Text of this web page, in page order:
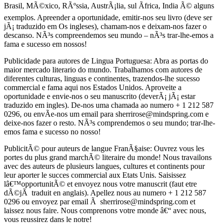
Brasil, MÃ©xico, RÃºssia, AustrÃ¡lia, sul Ãfrica, India Ã© alguns
exemplos. Apreender a oportunidade, emitir-nos seu livro (deve ser
jÃ¡ traduzido em Os ingleses), chamam-nos e deixam-nos fazer o
descanso. NÃ³s compreendemos seu mundo – nÃ³s trar-lhe-emos a
fama e sucesso em nossos!
Publicidade para autores de Lingua Portuguesa: Abra as portas do
maior mercado literario do mundo. Trabalhamos com autores de
diferentes culturas, linguas e continentes, trazendos-lhe sucesso
commercial e fama aqui nos Estados Unidos. Aproveite a
oportunidade e envie-nos o seu manuscrito (deverÃ¡ jÃ¡ estar
traduzido em ingles). De-nos uma chamada ao numero + 1 212 587
0296, ou envÃ­e-nos um email para sherrirose@mindspring.com e
deixe-nos fazer o resto. NÃ³s comprendemos o seu mundo; trar-lhe-
emos fama e sucesso no nosso!
PublicitÃ© pour auteurs de langue FranÃ§aise: Ouvrez vous les
portes du plus grand marchÃ© literaire du monde! Nous travailons
avec des auteurs de plusieurs langues, cultures et continents pour
leur aporter le succes commercial aux Etats Unis. Saisissez
lâ€™opportunitÃ© et envoyez nous votre manuscrit (faut etre
dÃ©jÃ traduit en anglais). Apellez nous au numero + 1 212 587
0296 ou envoyez par email Ã sherrirose@mindspring.com et
laissez nous faire. Nous comprenons votre monde â€“ avec nous,
vous reussirez dans le notre!